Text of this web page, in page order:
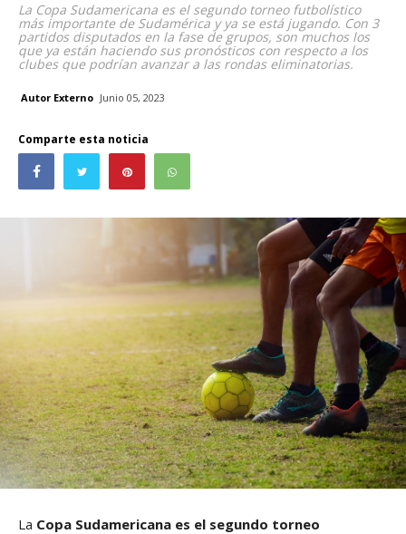
La Copa Sudamericana es el segundo torneo futbolístico
más importante de Sudamérica y ya se está jugando. Con 3
partidos disputados en la fase de grupos, son muchos los
que ya están haciendo sus pronósticos con respecto a los
clubes que podrían avanzar a las rondas eliminatorias.
Autor Externo Junio 05, 2023
Comparte esta noticia
La Copa Sudamericana es el segundo torneo